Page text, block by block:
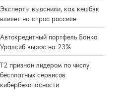
Эксперты выяснили, как кешбэк
влияет на спрос россиян
Автокредитный портфель Банка
Уралсиб вырос на 23%
Т2 признан лидером по числу
бесплатных сервисов
кибербезопасности